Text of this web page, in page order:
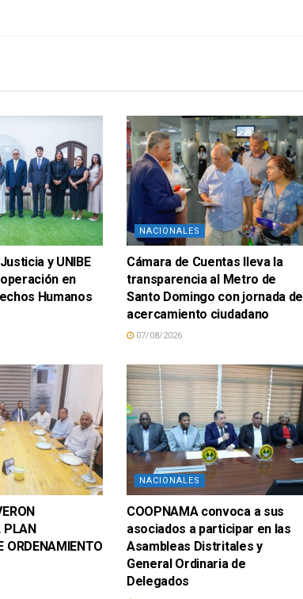
y UNIBE
en
Humanos
NACIONALES
Cámara de Cuentas lleva la
transparencia al Metro de
Santo Domingo con jornada de
acercamiento ciudadano
07/08/2026
PLAN
ORDENAMIENTO
NACIONALES
COOPNAMA convoca a sus
asociados a participar en las
Asambleas Distritales y
General Ordinaria de
Delegados